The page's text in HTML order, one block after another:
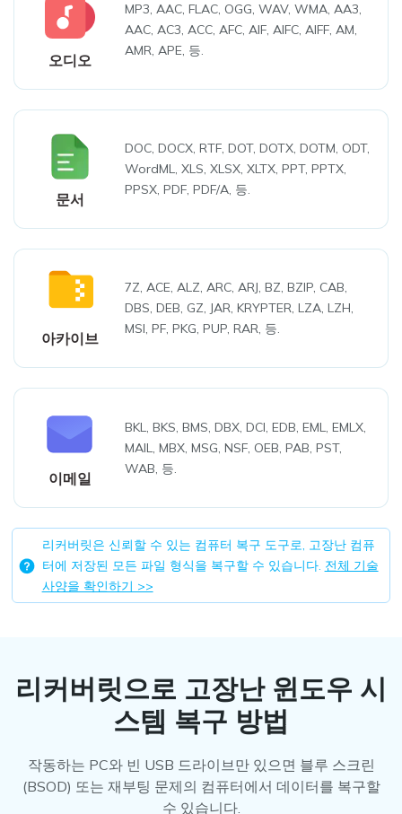
오디오
MP3, AAC, FLAC, OGG, WAV, WMA, AA3,
AAC, AC3, ACC, AFC, AIF, AIFC, AIFF, AM,
AMR, APE, 등.
문서
DOC, DOCX, RTF, DOT, DOTX, DOTM, ODT,
WordML, XLS, XLSX, XLTX, PPT, PPTX,
PPSX, PDF, PDF/A, 등.
아카이브
7Z, ACE, ALZ, ARC, ARJ, BZ, BZIP, CAB,
DBS, DEB, GZ, JAR, KRYPTER, LZA, LZH,
MSI, PF, PKG, PUP, RAR, 등.
이메일
BKL, BKS, BMS, DBX, DCI, EDB, EML, EMLX,
MAIL, MBX, MSG, NSF, OEB, PAB, PST,
WAB, 등.
리커버릿은 신뢰할 수 있는 컴퓨터 복구 도구로, 고장난 컴퓨
터에 저장된 모든 파일 형식을 복구할 수 있습니다. 전체 기술
사양을 확인하기 >>
리커버릿으로 고장난 윈도우 시
스템 복구 방법
작동하는 PC와 빈 USB 드라이브만 있으면 블루 스크린
(BSOD) 또는 재부팅 문제의 컴퓨터에서 데이터를 복구할
수 있습니다.